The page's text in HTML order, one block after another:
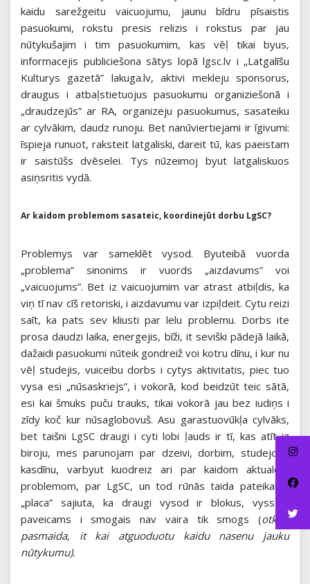
kaidu sarežgeitu vaicuojumu, jaunu bīdru pīsaistis
pasuokumi, rokstu presis relizis i rokstus par jau
nūtykušajim i tim pasuokumim, kas vēļ tikai byus,
informacejis publiciešona sātys lopā lgsc.lv i „Latgalīšu
Kulturys gazetā” lakuga.lv, aktivi mekleju sponsorus,
draugus i atbaļstietuojus pasuokumu organiziešonā i
„draudzejūs” ar RA, organizeju pasuokumus, sasateiku
ar cylvākim, daudz runoju. Bet nanūviertiejami ir īgivumi:
īspieja runuot, raksteit latgaliski, dareit tū, kas paeistam
ir saistūšs dvēselei. Tys nūzeimoj byut latgaliskuos
asiņsritis vydā.
Ar kaidom problemom sasateic, koordinejūt dorbu LgSC?
Problemys var sameklēt vysod. Byuteibā vuorda
„problema” sinonims ir vuords „aizdavums” voi
„vaicuojums”. Bet iz vaicuojumim var atrast atbiļdis, ka
viņ tī nav cīš retoriski, i aizdavumu var izpiļdeit. Cytu reizi
saīt, ka pats sev kliusti par lelu problemu. Dorbs ite
prosa daudzi laika, energejis, bīži, it seviški pādejā laikā,
dažaidi pasuokumi nūteik gondreiž voi kotru dīnu, i kur nu
vēļ studejis, vuiceibu dorbs i cytys aktivitatis, piec tuo
vysa esi „nūsaskriejs”, i vokorā, kod beidzūt teic sātā,
esi kai šmuks puču trauks, tikai vokorā jau bez iudiņs i
zīdy koč kur nūsaglobovuš. Asu garastuovūkļa cylvāks,
bet taišni LgSC draugi i cyti lobi ļauds ir tī, kas atīt iz
biroju, mes parunojam par dzeivi, dorbim, studejom,
kasdīnu, varbyut kuodreiz ari par kaidom aktualom
problemom, par LgSC, un tod rūnās taida pateikama
„placa” sajiuta, ka draugi vysod ir blokus, vyss ir
paveicams i smogais nav vaira tik smogs (otkon
pasmaida, it kai atguoduotu kaidu nasenu jauku
nūtykumu).